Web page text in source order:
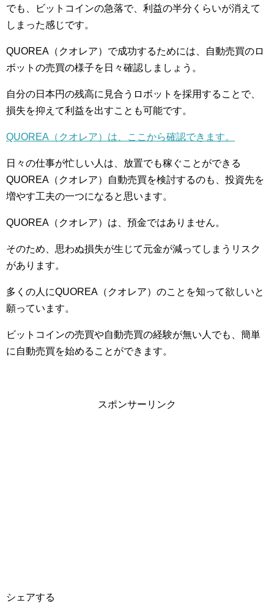
でも、ビットコインの急落で、利益の半分くらいが消えて
しまった感じです。
QUOREA（クオレア）で成功するためには、自動売買のロ
ボットの売買の様子を日々確認しましょう。
自分の日本円の残高に見合うロボットを採用することで、
損失を抑えて利益を出すことも可能です。
QUOREA（クオレア）は、ここから確認できます。
日々の仕事が忙しい人は、放置でも稼ぐことができる
QUOREA（クオレア）自動売買を検討するのも、投資先を
増やす工夫の一つになると思います。
QUOREA（クオレア）は、預金ではありません。
そのため、思わぬ損失が生じて元金が減ってしまうリスク
があります。
多くの人にQUOREA（クオレア）のことを知って欲しいと
願っています。
ビットコインの売買や自動売買の経験が無い人でも、簡単
に自動売買を始めることができます。
スポンサーリンク
シェアする